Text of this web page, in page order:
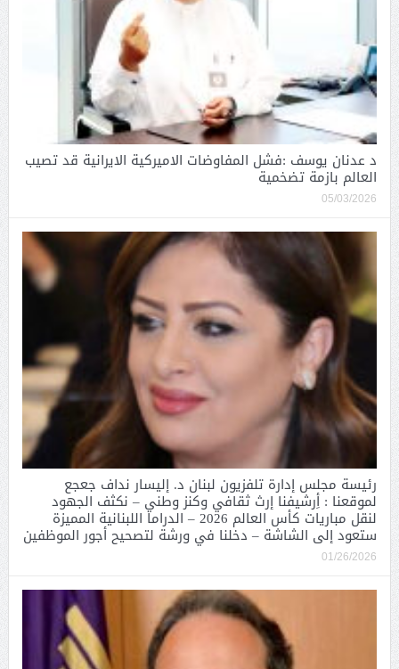
د عدنان يوسف :فشل المفاوضات الاميركية الايرانية قد تصيب
العالم بازمة تضخمية
05/03/2026
رئيسة مجلس إدارة تلفزيون لبنان د. إليسار نداف جعجع
لموقعنا : أِرشيفنا إرث ثقافي وكنز وطني – نكثف الجهود
لنقل مباريات كأس العالم 2026 – الدراما اللبنانية المميزة
ستعود إلى الشاشة – دخلنا في ورشة لتصحيح أجور الموظفين
01/26/2026